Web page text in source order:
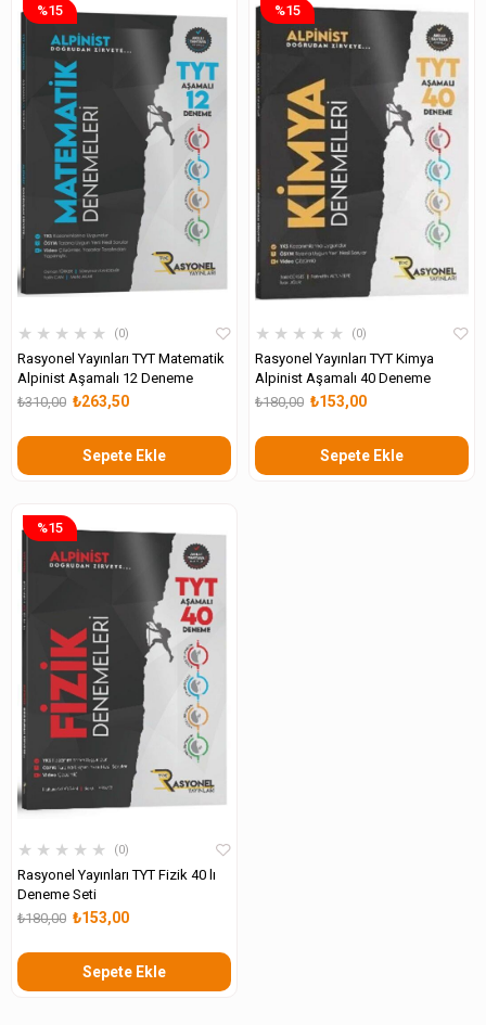
★ ★ ★ ★ ★ 0
Rasyonel Yayınları TYT Matematik
Alpinist Aşamalı 12 Deneme
₺263,50
₺310,00
Sepete Ekle
%15
★ ★ ★ ★ ★ 0
Rasyonel Yayınları TYT Kimya
Alpinist Aşamalı 40 Deneme
₺153,00
₺180,00
Sepete Ekle
%15
★ ★ ★ ★ ★ 0
Rasyonel Yayınları TYT Fizik 40 lı
Deneme Seti
₺153,00
₺180,00
Sepete Ekle
%15